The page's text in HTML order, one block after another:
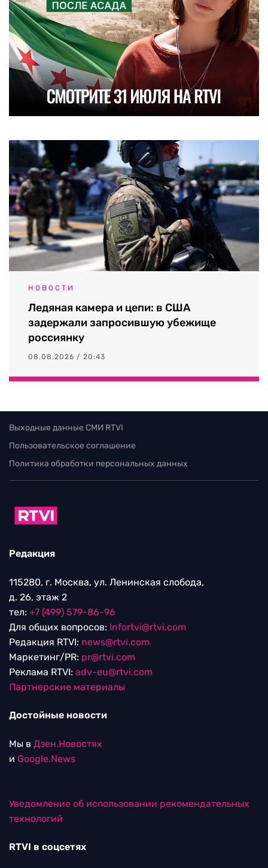
НОВОСТИ
Ледяная камера и цепи: в США
задержали запросившую убежище
россиянку
08.08.2026 / 20:43
Выходные данные СМИ RTVI
Пользовательское соглашение
Политика обработки персональных данных
Редакция
115280, г. Москва, ул. Ленинская слобода,
д. 26, этаж 2
тел: +7 (499) 579-86-96
Для общих вопросов: Infortvi@rtvi.com
Редакция RTVI: news@rtvi.com
Маркетинг/PR: pr@rtvi.com
Реклама RTVI: adv-eu@rtvi.com
Партнерские материалы
Достойные новости
Мы в Дзен.Новостях
и Google.News
Уведомление об использовании рекомендательных
технологий
RTVI в соцсетях